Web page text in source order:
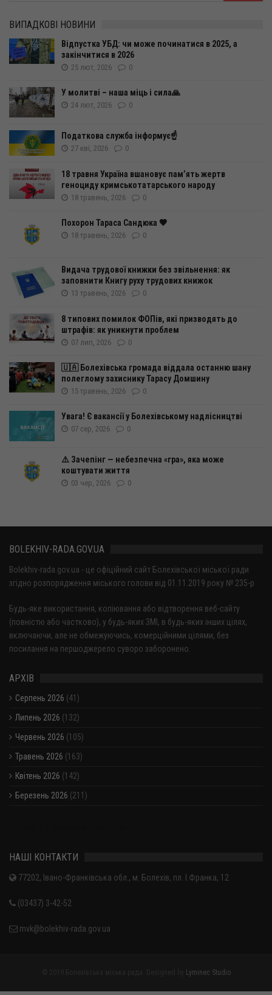
ВИПАДКОВІ НОВИНИ
Відпустка УБД: чи може починатися в 2025, а
закінчитися в 2026
25 лют, 2026 0
У молитві – наша міць і сила🙏
24 лют, 2026 0
Податкова служба інформує☝️
27 кві, 2026 0
18 травня Україна вшановує пам’ять жертв
геноциду кримськотатарського народу
18 травень, 2026 0
Похорон Тараса Сандюка 🖤
18 травень, 2026 0
Видача трудової книжки без звільнення: як
заповнити Книгу руху трудових книжок
13 травень, 2026 0
8 типових помилок ФОПів, які призводять до
штрафів: як уникнути проблем
07 лип, 2026 0
🇺🇦 Болехівська громада віддала останню шану
полеглому захиснику Тарасу Домшину
15 травень, 2026 0
Увага! Є вакансії у Болехівському надлісництві
07 сер, 2026 0
⚠️ Зачепінг — небезпечна «гра», яка може
коштувати життя
03 чер, 2026 0
BOLEKHIV-RADA.GOV.UA
Bolekhiv-rada.gov.ua - це офіційний сайт Болехівської міської ради
згідно розпорядження міського голови від 01.11.2019 року № 235-р
Будь-яке використання, копіювання або відтворення веб-сайту
(повністю або частково), у будь-яких ЗМІ, в будь-яких інших цілях,
включаючи, але не обмежуючись, комерційними цілями, без
посилання на першоджерело суворо заборонено.
АРХІВ
Серпень 2026 (41)
Липень 2026 (132)
Червень 2026 (105)
Травень 2026 (163)
Квітень 2026 (142)
Березень 2026 (211)
НАШІ КОНТАКТИ
77202, Івано-Франківська обл., м. Болехів, пл. І.Франка, 12
(03437) 3-42-52
mvk@bolekhiv-rada.gov.ua
Lyminec Studio